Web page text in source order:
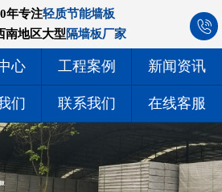
年专注轻质节能墙板
南地区大型隔墙板厂家
心 工程案例 新闻资讯
们 联系我们 在线客服